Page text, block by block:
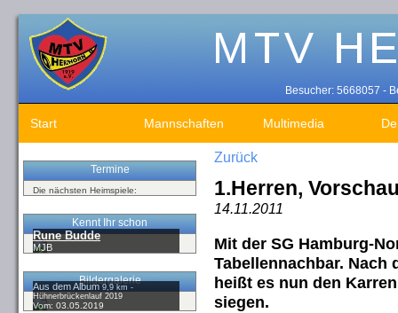
Besucher: 5668057 -
Start Mannschaften Multimedia
Termine
Die nächsten Heimspiele:
Kennt Ihr schon
Rune Budde
MJB
Bildergalerie
Aus dem Album9,9 km -
Hühnerbrückenlauf 2019
Vom: 03.05.2019
Zurück
1.Herren,
14.11.2011
Mit der SG Hamburg-
Tabellennachbar. Nach
heißt es nun den
siegen.